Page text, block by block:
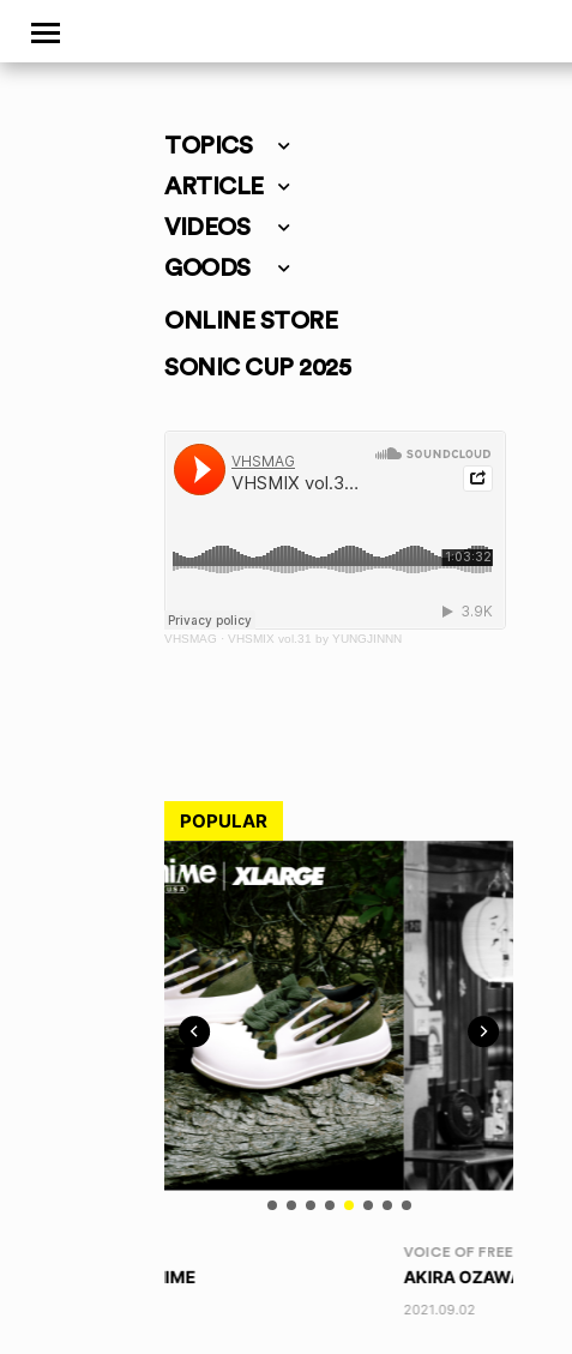
TOPICS
ARTICLE
VIDEOS
GOODS
ONLINE STORE
SONIC CUP 2025
VHSMAG · VHSMIX vol.31 by YUNGJINNN
POPULAR
AKIRA OZAWA / 尾澤 彰